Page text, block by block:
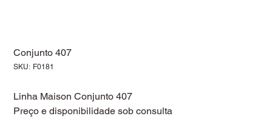
Conjunto 407
SKU: SKU
F0181
Linha Maison Conjunto 407
Preço e disponibilidade sob consulta